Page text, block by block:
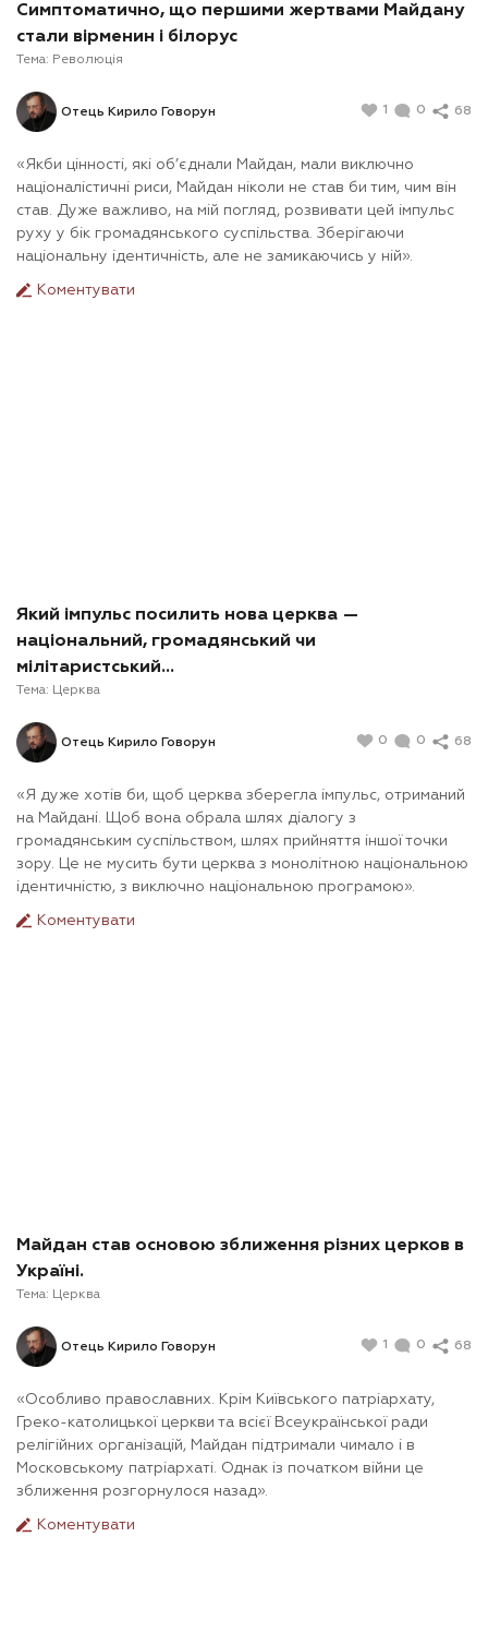
Симптоматично, що першими жертвами Майдану
стали вірменин і білорус
Тема: Революція
Отець Кирило Говорун 1 0 68
«Якби цінності, які об’єднали Майдан, мали виключно
націоналістичні риси, Майдан ніколи не став би тим, чим він
став. Дуже важливо, на мій погляд, розвивати цей імпульс
руху у бік громадянського суспільства. Зберігаючи
національну ідентичність, але не замикаючись у ній».
Коментувати
Який імпульс посилить нова церква —
національний, громадянський чи
мілітаристський…
Тема: Церква
Отець Кирило Говорун 0 0 68
«Я дуже хотів би, щоб церква зберегла імпульс, отриманий
на Майдані. Щоб вона обрала шлях діалогу з
громадянським суспільством, шлях прийняття іншої точки
зору. Це не мусить бути церква з монолітною національною
ідентичністю, з виключно національною програмою».
Коментувати
Майдан став основою зближення різних церков в
Україні.
Тема: Церква
Отець Кирило Говорун 1 0 68
«Особливо православних. Крім Київського патріархату,
Греко-католицької церкви та всієї Всеукраїнської ради
релігійних організацій, Майдан підтримали чимало і в
Московському патріархаті. Однак із початком війни це
зближення розгорнулося назад».
Коментувати